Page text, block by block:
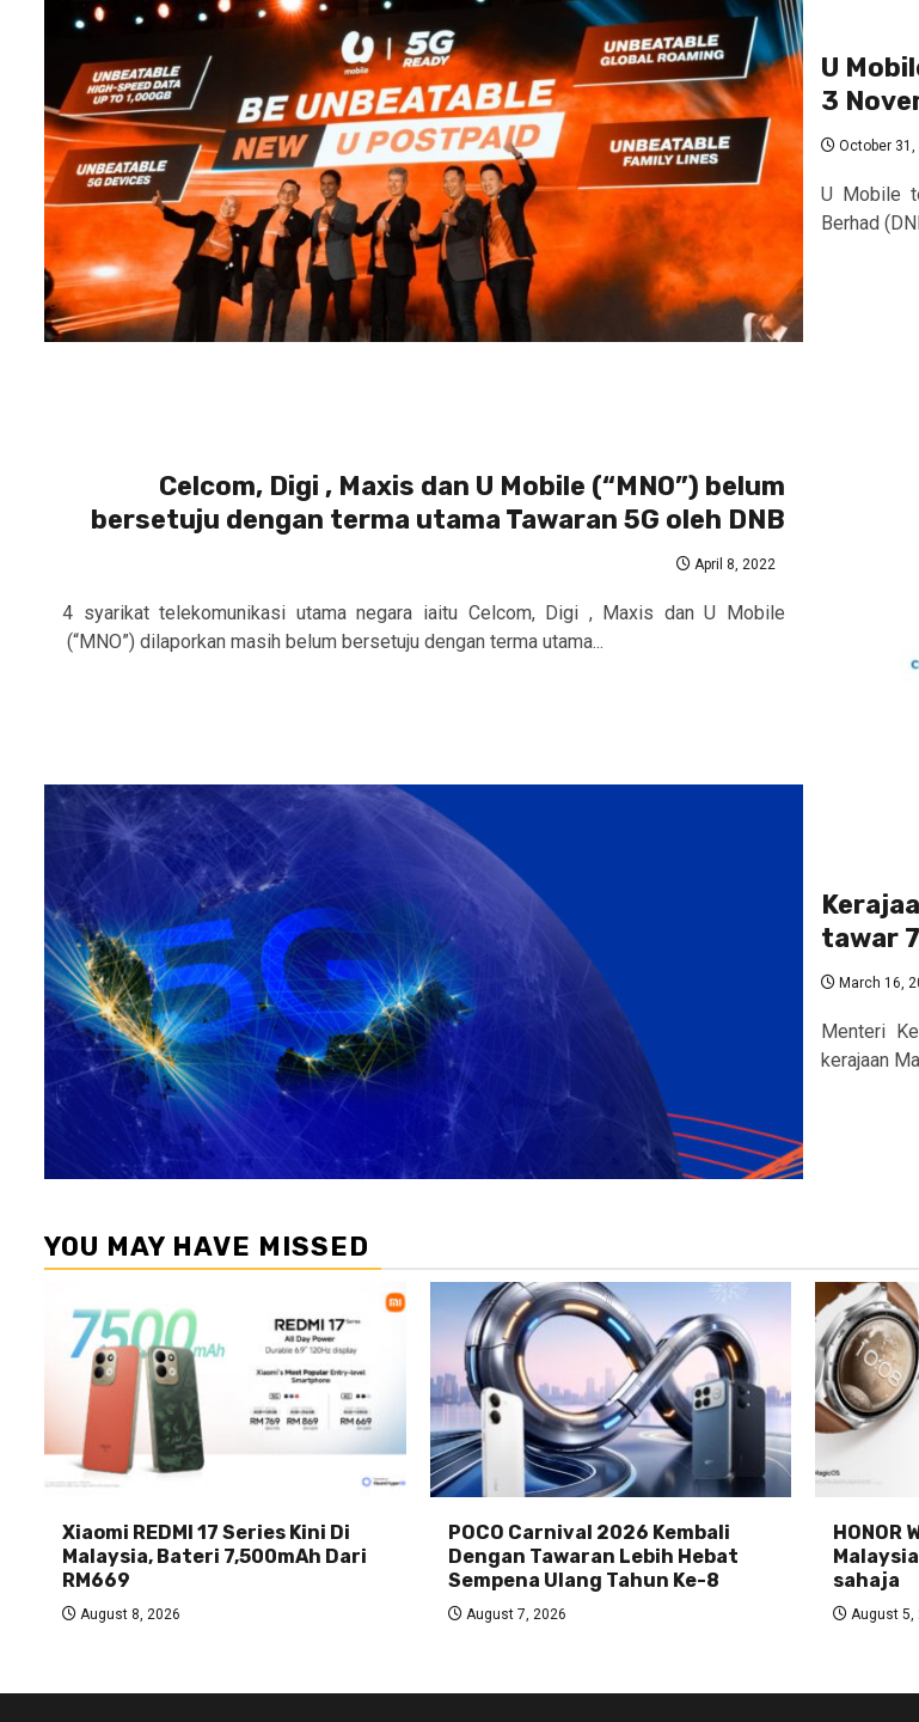
U
3
October 31,
U Mobile
Berhad
Celcom, Digi , Maxis dan U Mobile (“MNO”) belum
bersetuju dengan terma utama Tawaran 5G oleh DNB
April 8, 2022
4 syarikat telekomunikasi utama negara iaitu Celcom, Digi , Maxis dan U Mobile
(“MNO”) dilaporkan masih belum bersetuju dengan terma utama...
tawar
March 16,
Menteri
kerajaan
YOU MAY HAVE MISSED
Xiaomi REDMI 17 Series Kini Di
Malaysia, Bateri 7,500mAh Dari
RM669
August 8, 2026
POCO Carnival 2026 Kembali
Dengan Tawaran Lebih Hebat
Sempena Ulang Tahun Ke-8
August 7, 2026
HONOR
sahaja
August 5,